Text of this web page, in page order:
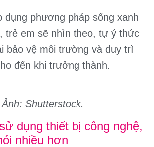
dụng phương pháp sống xanh
trẻ em sẽ nhìn theo, tự ý thức
bảo vệ môi trường và duy trì
đến khi trưởng thành.
Ảnh: Shutterstock.
dụng thiết bị công nghệ,
nhiều hơn